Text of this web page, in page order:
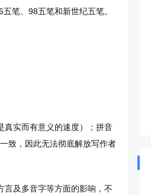
笔、98五笔和新世纪五笔。
实而有意义的速度）；拼音
致，因此无法彻底解放写作者
及多音字等方面的影响，不